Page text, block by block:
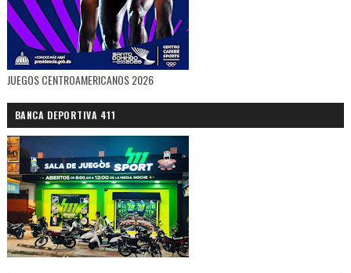
JUEGOS CENTROAMERICANOS 2026
BANCA DEPORTIVA 411